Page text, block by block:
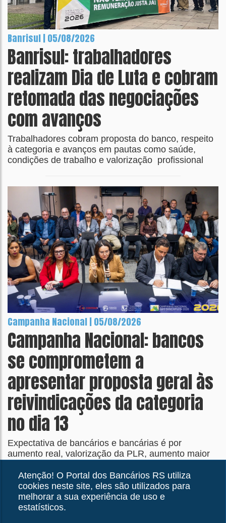
Atenção! O Portal dos Bancários RS utiliza
cookies neste site, eles são utilizados para
melhorar a sua experiência de uso e
estatísticos.
Banrisul | 05/08/2026
Banrisul: trabalhadores
realizam Dia de Luta e cobram
retomada das negociações
com avanços
Trabalhadores cobram proposta do banco, respeito
à categoria e avanços em pautas como saúde,
condições de trabalho e valorização profissional
Campanha Nacional | 05/08/2026
Campanha Nacional: bancos
se comprometem a
apresentar proposta geral às
reivindicações da categoria
no dia 13
Expectativa de bancários e bancárias é por
aumento real, valorização da PLR, aumento maior
categoria